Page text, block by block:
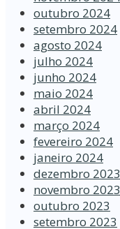
outubro 2024
setembro 2024
agosto 2024
julho 2024
junho 2024
maio 2024
abril 2024
março 2024
fevereiro 2024
janeiro 2024
dezembro 2023
novembro 2023
outubro 2023
setembro 2023